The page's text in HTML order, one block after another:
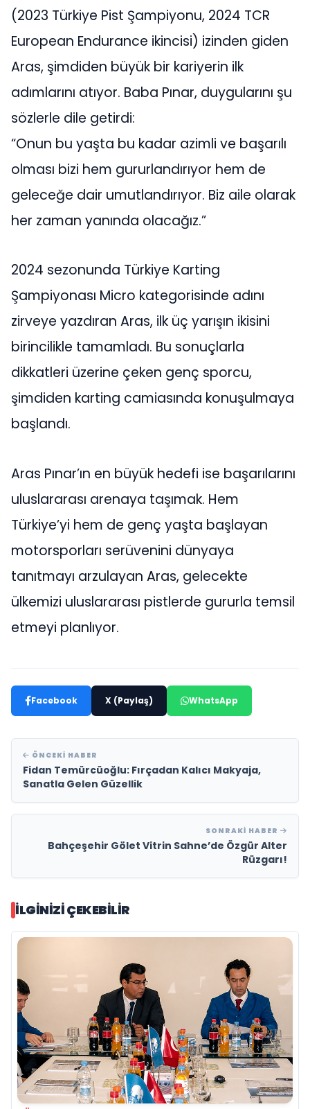
(2023 Türkiye Pist Şampiyonu, 2024 TCR
European Endurance ikincisi) izinden giden
Aras, şimdiden büyük bir kariyerin ilk
adımlarını atıyor. Baba Pınar, duygularını şu
sözlerle dile getirdi:
“Onun bu yaşta bu kadar azimli ve başarılı
olması bizi hem gururlandırıyor hem de
geleceğe dair umutlandırıyor. Biz aile olarak
her zaman yanında olacağız.”
2024 sezonunda Türkiye Karting
Şampiyonası Micro kategorisinde adını
zirveye yazdıran Aras, ilk üç yarışın ikisini
birincilikle tamamladı. Bu sonuçlarla
dikkatleri üzerine çeken genç sporcu,
şimdiden karting camiasında konuşulmaya
başlandı.
Aras Pınar’ın en büyük hedefi ise başarılarını
uluslararası arenaya taşımak. Hem
Türkiye’yi hem de genç yaşta başlayan
motorsporları serüvenini dünyaya
tanıtmayı arzulayan Aras, gelecekte
ülkemizi uluslararası pistlerde gururla temsil
etmeyi planlıyor.
Facebook X (Paylaş) WhatsApp
ÖNCEKI HABER
Fidan Temürcüoğlu: Fırçadan Kalıcı Makyaja,
Sanatla Gelen Güzellik
SONRAKI HABER
Bahçeşehir Gölet Vitrin Sahne’de Özgür Alter
Rüzgarı!
İLGINIZI ÇEKEBILIR